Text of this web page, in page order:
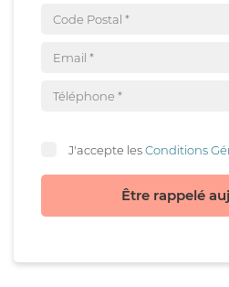
J'accepte lesConditions
Être rappelé